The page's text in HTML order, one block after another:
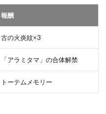
報酬
古の火炎紋×3
「アラミタマ」の合体解禁
トーテムメモリー